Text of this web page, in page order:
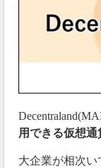
用できる仮想通
大企業が相次い